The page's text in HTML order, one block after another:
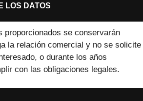
LOS DATOS
proporcionados se conservarán
la relación comercial y no se solicite
o durante los años
con las obligaciones legales.